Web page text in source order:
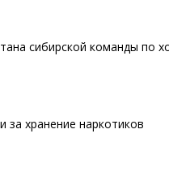
сибирской команды по
за хранение наркотиков